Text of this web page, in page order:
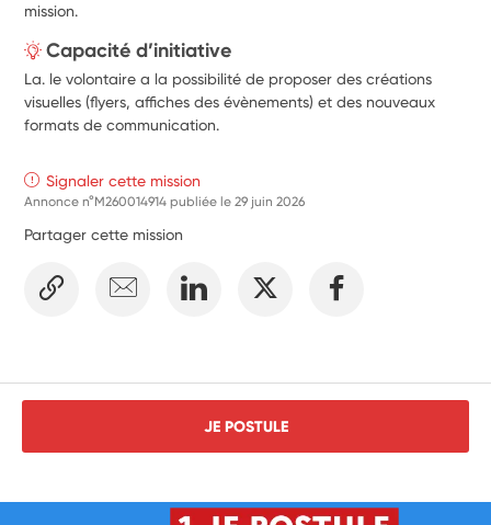
mission.
Capacité d’initiative
La. le volontaire a la possibilité de proposer des créations
visuelles (flyers, affiches des évènements) et des nouveaux
formats de communication.
Signaler cette mission
Annonce n°M260014914 publiée le29 juin 2026
Partager cette mission
JE POSTULE